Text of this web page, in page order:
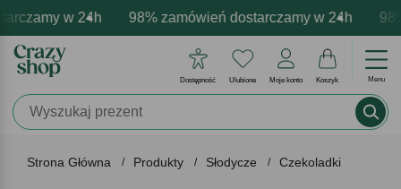
w 24h 98% zamówień dostarczamy w 24h
personalizacja produktów Profesjonalna i darmowa
emocje - zawsze udane prezenty Prezentujemy
Dostępność Ulubione Moje konto Koszyk Menu
Strona Główna Produkty Słodycze Czekoladki